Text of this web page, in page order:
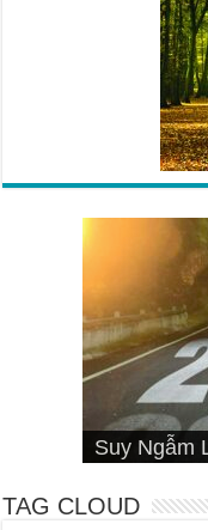
Suy Ngẫm
Đối diện
Thần học
Cơn Đại
hiệu đính)
Suy Ngẫm
Hội Thánh
Câu Cá
4 Signs
Calling
Thiên Lộ
Suy
Wiersbe
TAG CLOUD